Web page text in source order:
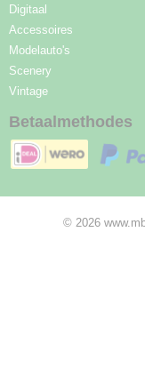
Digitaal
Accessoires
Modelauto's
Scenery
Vintage
Betaalmethodes
© 2026